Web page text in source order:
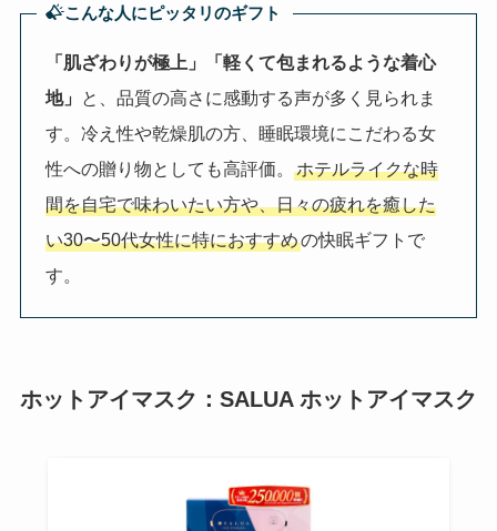
こんな人にピッタリのギフト
「肌ざわりが極上」「軽くて包まれるような着心
地」 と、品質の高さに感動する声が多く見られま
す。冷え性や乾燥肌の方、睡眠環境にこだわる女
性への贈り物としても高評価。ホテルライクな時
間を自宅で味わいたい方や、日々の疲れを癒した
い30〜50代女性に特におすすめの快眠ギフトで
す。
ホットアイマスク：SALUA ホットアイマスク